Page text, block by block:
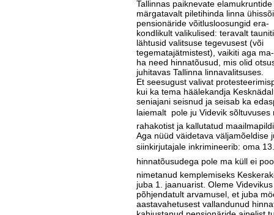
Tallinnas paiknevate
märgatavalt piletihinda lin­­na
pensionäride võitlusloosungid era-­
kondlikult valikulised: teravalt
lähtusid valitsuse tegevusest (või
tegematajätmistest), vaikiti aga ma-­
ha need hinnatõusud, mis olid
juhitavas Tallinna linnavalit­suses.
Et seesugust valivat
kui ka tema häälekandja
seniajani seisnud ja seisab ka
laiemalt  pole ju Videvik
rahakotist ja kallutatud
Aga nüüd väidetava väljamõel­dise
siinkirjutajale inkrimineerib: oma
hinnatõusudega pole ma küll ei
nimetanud kemplemiseks
juba 1. jaanuarist. Ole­me
põhjendatult arvamusel, et juba
aastavahetusest vallandunud